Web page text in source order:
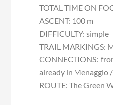
TOTAL TIME ON
ASCENT: 100 m
DIFFICULTY: simple
TRAIL MARKINGS:
CONNECTIONS:
already in Menaggio
ROUTE: The Green